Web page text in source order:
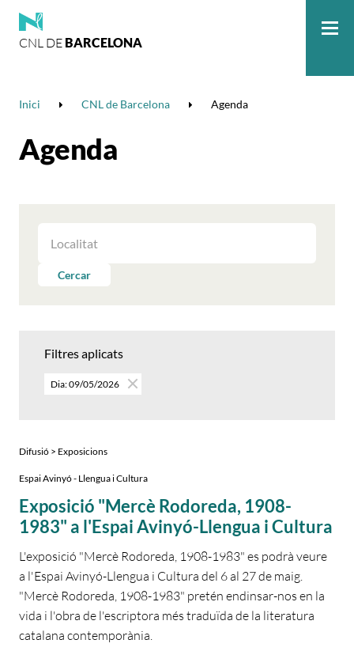
CNL DE BARCELONA
Inici CNL de Barcelona Agenda
Agenda
LES
PERCercar
Filtres aplicats
Dia: 09/05/2026
Difusió > Exposicions
Espai Avinyó - Llengua i Cultura
Exposició "Mercè Rodoreda, 1908-
1983" a l'Espai Avinyó-Llengua i Cultura
L'exposició "Mercè Rodoreda, 1908-1983" es podrà veure
a l'Espai Avinyó-Llengua i Cultura del 6 al 27 de maig.
"Mercè Rodoreda, 1908-1983" pretén endinsar-nos en la
vida i l'obra de l'escriptora més traduïda de la literatura
catalana contemporània.